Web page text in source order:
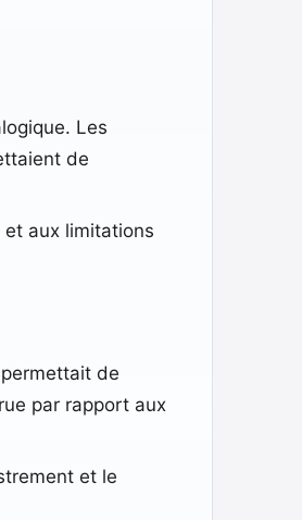
Les
de
et aux limitations
de
par rapport aux
et le